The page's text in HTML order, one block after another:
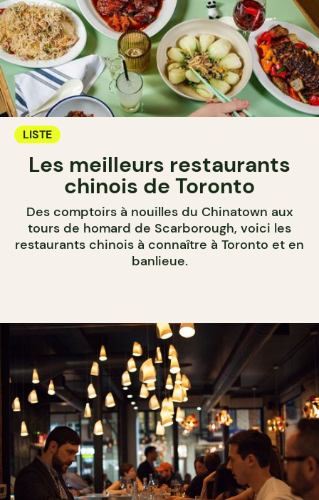
LISTE
Les meilleurs restaurants
chinois de Toronto
Des comptoirs à nouilles du Chinatown aux
tours de homard de Scarborough, voici les
restaurants chinois à connaître à Toronto et en
banlieue.